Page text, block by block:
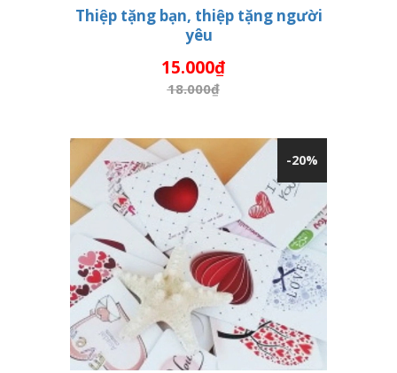
Thiệp tặng bạn, thiệp tặng người
yêu
15.000₫
18.000₫
-20%